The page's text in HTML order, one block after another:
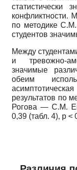
статистически
конфликтности.
по методике
студентов
Между
и тревожно-
значимые
обеим
результатов по
Рогова — С.М.
0,39 (табл. 4), р <